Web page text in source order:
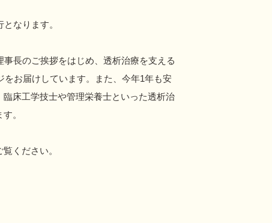
なります。
長のご挨拶をはじめ、透析治療を支える
お届けしています。また、今年1年も安
床工学技士や管理栄養士といった透析治
。
ください。